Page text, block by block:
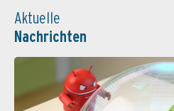
Aktuelle
Nachrichten